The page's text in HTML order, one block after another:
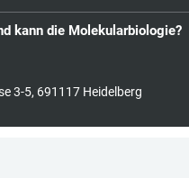
kann die Molekularbiologie?
3-5, 691117 Heidelberg